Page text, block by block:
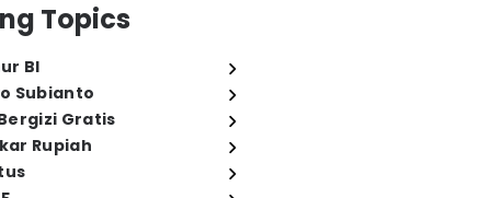
Topics
BI
Subianto
Gratis
Rupiah